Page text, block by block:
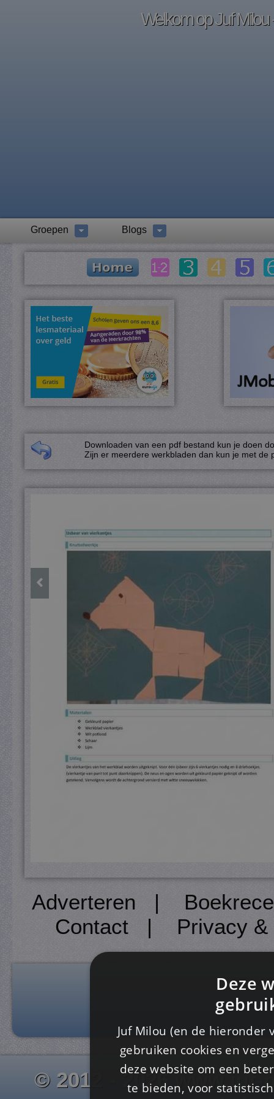
Welkom op Juf Milou
Groepen Blogs
Downloaden van een pdf bestand kun je doen
Zijn er meerdere werkbladen dan kun je met de
Adverteren |
Contact| Privacy
© 2012 - 2026
Deze
Juf Milou (en de
gebruiken cookies en
deze website om een
te bieden, voor